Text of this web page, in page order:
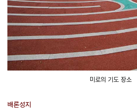
미로의 기도 장소
배론성지